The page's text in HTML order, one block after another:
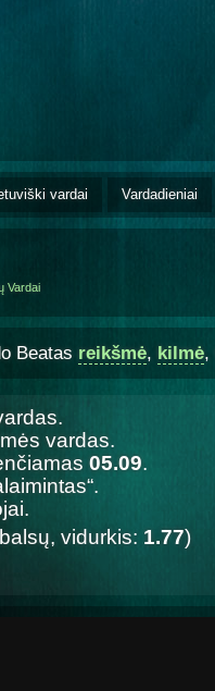
vardai Vardadieniai
Vardai
Beatas reikšmė, kilmė,
vardas.
05.09.
balsų, vidurkis: 1.77)